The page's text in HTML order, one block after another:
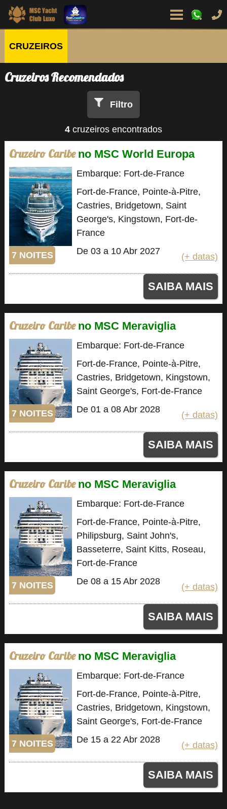
CRUZEIROS
Cruzeiros Recomendados
Filtro
4 cruzeiros encontrados
Cruzeiro Caribe no MSC World Europa
7 NOITES
Embarque: Fort-de-France
Fort-de-France, Pointe-à-Pitre,
Castries, Bridgetown, Saint
George's, Kingstown, Fort-de-
France
De 03 a 10 Abr 2027
(+ datas)
SAIBA MAIS
Cruzeiro Caribe no MSC Meraviglia
7 NOITES
Embarque: Fort-de-France
Fort-de-France, Pointe-à-Pitre,
Castries, Bridgetown, Kingstown,
Saint George's, Fort-de-France
De 01 a 08 Abr 2028
(+ datas)
SAIBA MAIS
Cruzeiro Caribe no MSC Meraviglia
7 NOITES
Embarque: Fort-de-France
Fort-de-France, Pointe-à-Pitre,
Philipsburg, Saint John's,
Basseterre, Saint Kitts, Roseau,
Fort-de-France
De 08 a 15 Abr 2028
(+ datas)
SAIBA MAIS
Cruzeiro Caribe no MSC Meraviglia
7 NOITES
Embarque: Fort-de-France
Fort-de-France, Pointe-à-Pitre,
Castries, Bridgetown, Kingstown,
Saint George's, Fort-de-France
De 15 a 22 Abr 2028
(+ datas)
SAIBA MAIS